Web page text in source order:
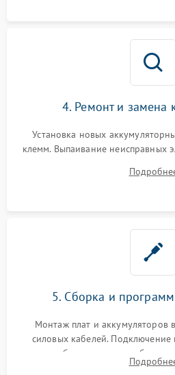
4. Ремонт и замена
Установка новых
клемм. Выпаивание неисправных
цепи зарядки и монтаж
Восстановление поврежденных
5. Сборка и
Монтаж плат и аккумуляторов
силовых кабелей.
калибровки констант
срабатывания AVR и сброса